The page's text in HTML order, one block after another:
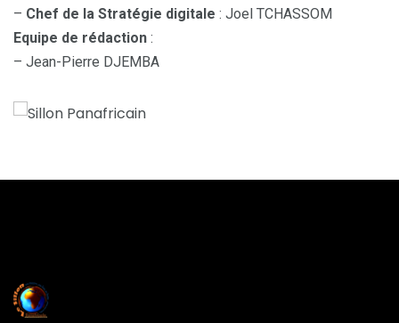
– Chef de la Stratégie digitale : Joel TCHASSOM
Equipe de rédaction :
– Jean-Pierre DJEMBA